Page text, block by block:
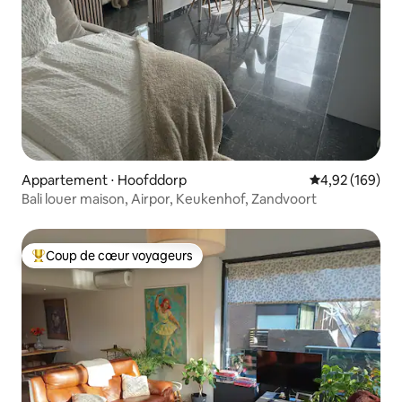
Appartement ⋅ Hoofddorp Évaluation
4,92 (169)
Bali louer maison, Airpor, Keukenhof, Zandvoort
Coups de cœur voyageurs les plus appréciés
Coup de cœur voyageurs